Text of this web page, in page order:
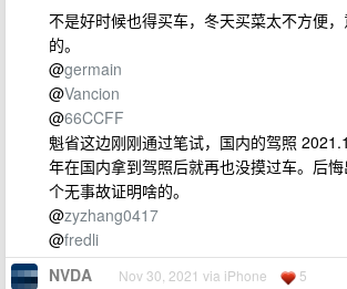
不是好时候也得买车，冬天买菜太不方便
的。
@germain
@Vancion
@66CCFF
魁省这边刚刚通过笔试，国内的驾照
年在国内拿到驾照后就再也没摸过车。后
个无事故证明啥的。
@zyzhang0417
@fredli
NVDA Nov 30, 2021 via iPhone 5